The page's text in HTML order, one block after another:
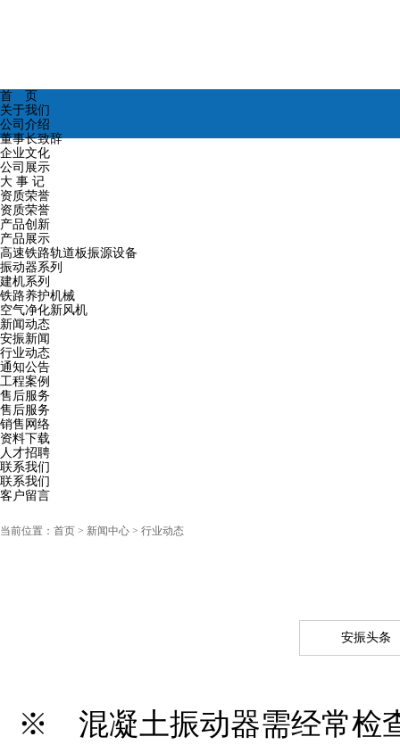
首 页
关于我们
公司介绍
董事长致辞
企业文化
公司展示
大 事 记
资质荣誉
资质荣誉
产品创新
产品展示
高速铁路轨道板振源设备
振动器系列
建机系列
铁路养护机械
空气净化新风机
新闻动态
安振新闻
行业动态
通知公告
工程案例
售后服务
售后服务
销售网络
资料下载
人才招聘
联系我们
联系我们
客户留言
当前位置： 首页 > 新闻中心 > 行业动态
安振头条
※ 混凝土振动器需经常检